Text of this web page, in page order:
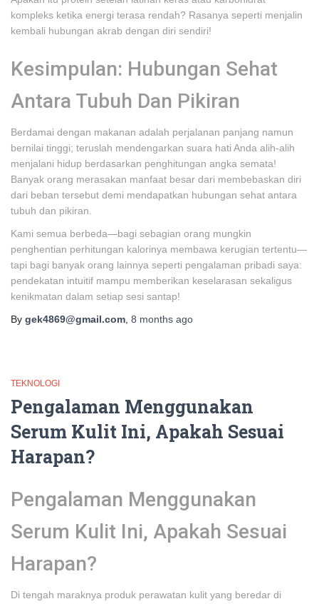
kompleks ketika energi terasa rendah? Rasanya seperti menjalin
kembali hubungan akrab dengan diri sendiri!
Kesimpulan: Hubungan Sehat
Antara Tubuh Dan Pikiran
Berdamai dengan makanan adalah perjalanan panjang namun
bernilai tinggi; teruslah mendengarkan suara hati Anda alih-alih
menjalani hidup berdasarkan penghitungan angka semata!
Banyak orang merasakan manfaat besar dari membebaskan diri
dari beban tersebut demi mendapatkan hubungan sehat antara
tubuh dan pikiran.
Kami semua berbeda—bagi sebagian orang mungkin
penghentian perhitungan kalorinya membawa kerugian tertentu—
tapi bagi banyak orang lainnya seperti pengalaman pribadi saya:
pendekatan intuitif mampu memberikan keselarasan sekaligus
kenikmatan dalam setiap sesi santap!
By gek4869@gmail.com 8 months ago
TEKNOLOGI
Pengalaman Menggunakan
Serum Kulit Ini, Apakah Sesuai
Harapan?
Pengalaman Menggunakan
Serum Kulit Ini, Apakah Sesuai
Harapan?
Di tengah maraknya produk perawatan kulit yang beredar di